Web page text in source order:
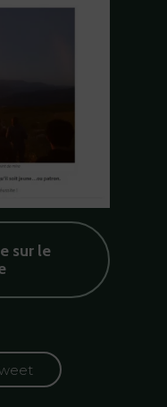
sur le